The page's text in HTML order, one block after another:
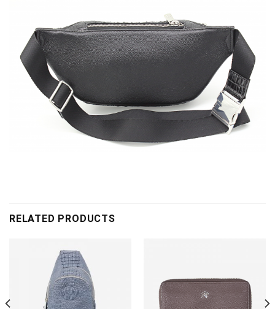
RELATED PRODUCTS